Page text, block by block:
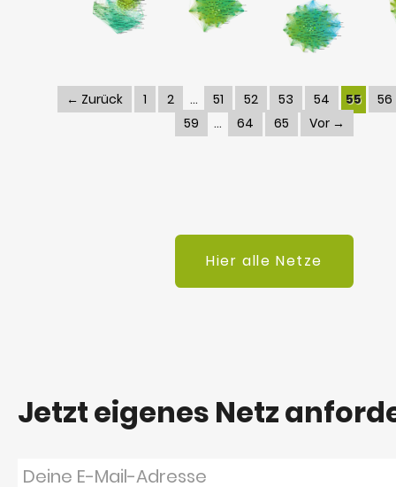
← Zurück 1 2 51 52 53 54 55
56
59
64 65 Vor →
Hier alle Netze
Jetzt eigenes Netz